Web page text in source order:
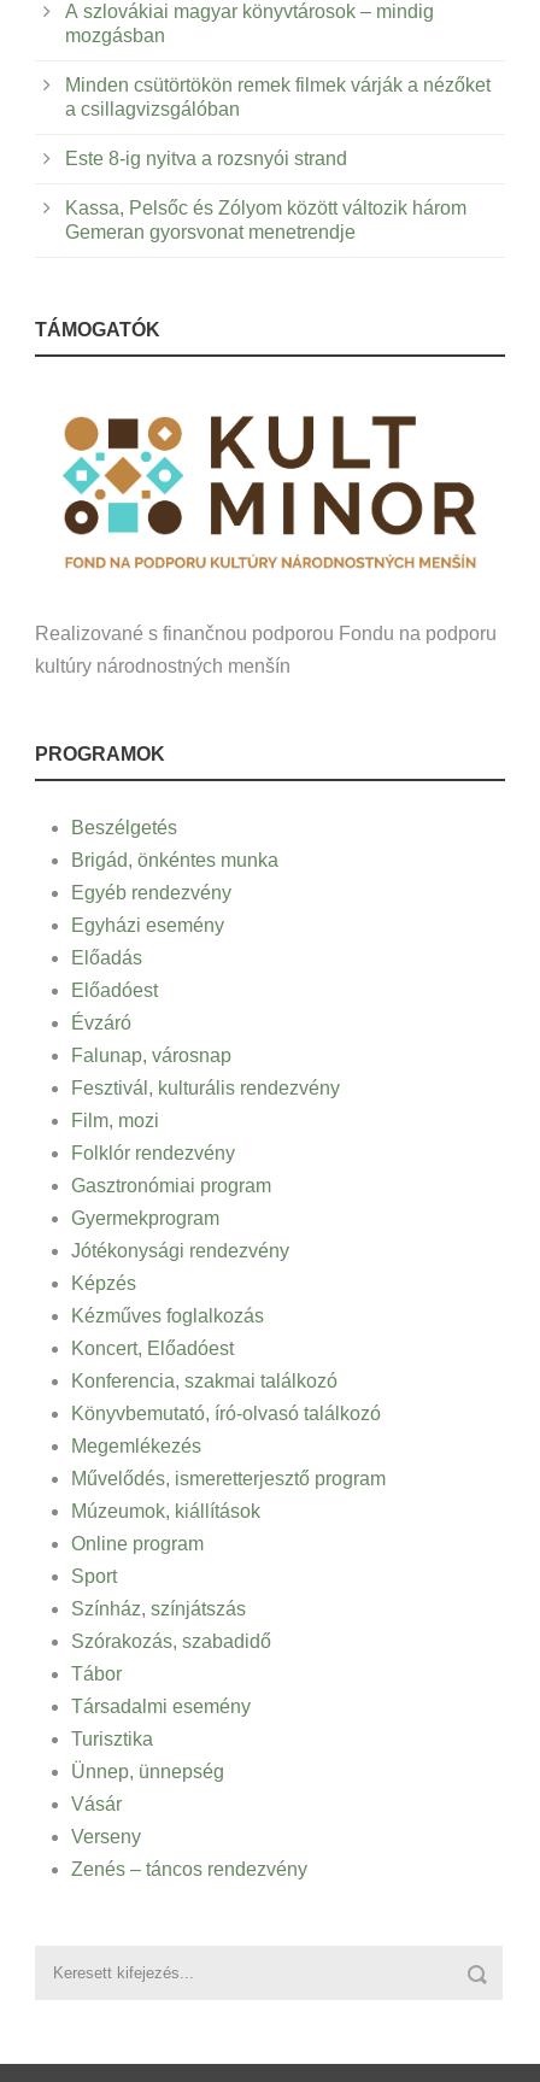
A szlovákiai magyar könyvtárosok – mindig
mozgásban
Minden csütörtökön remek filmek várják a nézőket
a csillagvizsgálóban
Este 8-ig nyitva a rozsnyói strand
Kassa, Pelsőc és Zólyom között változik három
Gemeran gyorsvonat menetrendje
TÁMOGATÓK
Realizované s finančnou podporou Fondu na podporu
kultúry národnostných menšín
PROGRAMOK
Beszélgetés
Brigád, önkéntes munka
Egyéb rendezvény
Egyházi esemény
Előadás
Előadóest
Évzáró
Falunap, városnap
Fesztivál, kulturális rendezvény
Film, mozi
Folklór rendezvény
Gasztronómiai program
Gyermekprogram
Jótékonysági rendezvény
Képzés
Kézműves foglalkozás
Koncert, Előadóest
Konferencia, szakmai találkozó
Könyvbemutató, író-olvasó találkozó
Megemlékezés
Művelődés, ismeretterjesztő program
Múzeumok, kiállítások
Online program
Sport
Színház, színjátszás
Szórakozás, szabadidő
Tábor
Társadalmi esemény
Turisztika
Ünnep, ünnepség
Vásár
Verseny
Zenés – táncos rendezvény